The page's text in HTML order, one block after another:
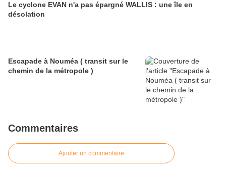
Le cyclone EVAN n'a pas épargné WALLIS : une île en
désolation
Escapade à Nouméa ( transit sur le
chemin de la métropole )
Commentaires
Ajouter un commentaire